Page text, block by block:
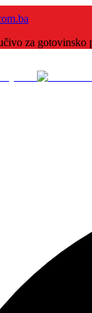
za gotovinsko